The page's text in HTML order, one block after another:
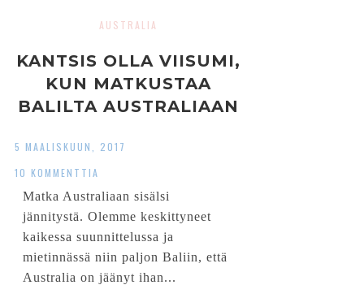
AUSTRALIA
KANTSIS OLLA VIISUMI,
KUN MATKUSTAA
BALILTA AUSTRALIAAN
5 MAALISKUUN, 2017
10 KOMMENTTIA
Matka Australiaan sisälsi
jännitystä. Olemme keskittyneet
kaikessa suunnittelussa ja
mietinnässä niin paljon Baliin, että
Australia on jäänyt ihan...